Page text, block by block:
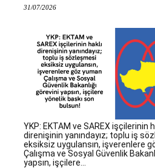
31/07/2026
YKP: EKTAM ve SAREX işçilerinin
direnişinin yanındayız; toplu iş
eksiksiz uygulansın, işverenlere
Çalışma ve Sosyal Güvenlik
yapsın, işçilere...